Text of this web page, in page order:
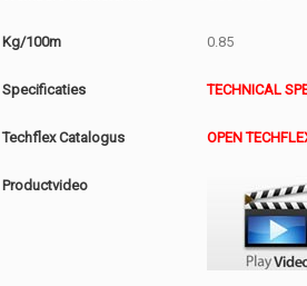
Kg/100m 0.85
Specificaties TECHNICAL
Techflex Catalogus OPEN
Productvideo